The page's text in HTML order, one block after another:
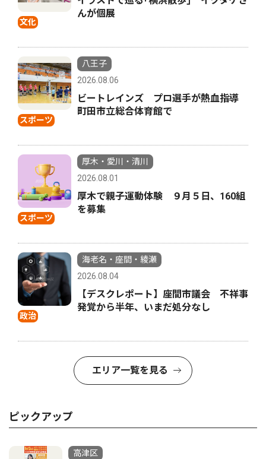
文化
んが個展
スポーツ
八王子
2026.08.06
ビートレインズ プロ選手が熱血指導
町田市立総合体育館で
スポーツ
厚木・愛川・清川
2026.08.01
厚木で親子運動体験 ９月５日、160組
を募集
政治
海老名・座間・綾瀬
2026.08.04
【デスクレポート】座間市議会 不祥事
発覚から半年、いまだ処分なし
エリア一覧を見る
ピックアップ
高津区